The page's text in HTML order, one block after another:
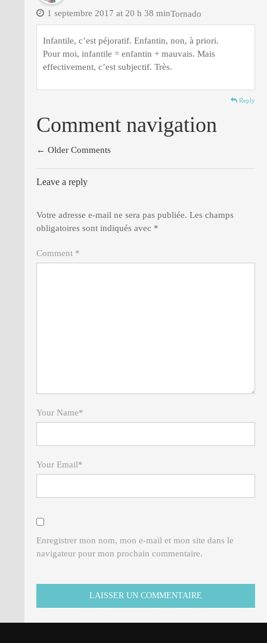
Tornado
1 septembre 2017 at 20 h 38 min
Infantile, c’est péjoratif. Enfantin, non, à priori.
Pour moi, infantile = enfantin + mauvais. Mais
effectivement, c’est subjectif. Très.
Reply
Comment navigation
← Older Comments
Leave a reply
Votre adresse e-mail ne sera pas publiée. Les champs
obligatoires sont indiqués avec *
Comment *
Your Name*
Your Email*
Enregistrer mon nom, mon e-mail et mon site dans le
navigateur pour mon prochain commentaire.